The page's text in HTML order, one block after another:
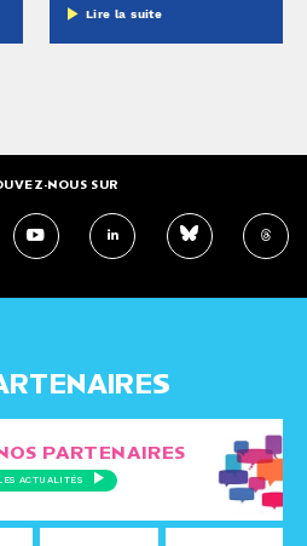
Lire la suite
NOUS SUR
PARTENAIRES
ACTUALITÉS